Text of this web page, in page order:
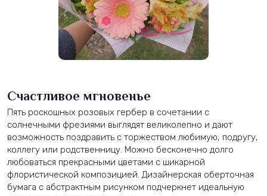
Счастливое мгновенье
Пять роскошных розовых гербер в сочетании с
солнечными фрезиями выглядят великолепно и дают
возможность поздравить с торжеством любимую, подругу,
коллегу или родственницу. Можно бесконечно долго
любоваться прекрасными цветами с шикарной
флористической композицией. Дизайнерская оберточная
бумага с абстрактным рисунком подчеркнет идеальную